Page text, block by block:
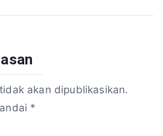
akan dipublikasikan.
*